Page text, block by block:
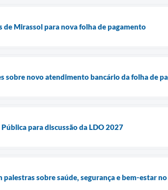
Mirassol para nova folha de pagamento
sobre novo atendimento bancário da folha de
para discussão da LDO 2027
palestras sobre saúde, segurança e bem-estar